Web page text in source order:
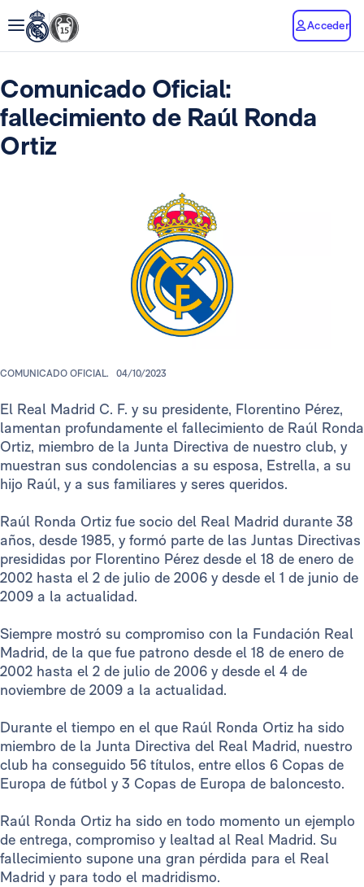
Acceder
Comunicado Oficial:
fallecimiento de Raúl Ronda
Ortiz
COMUNICADO OFICIAL. 04/10/2023
El Real Madrid C. F. y su presidente, Florentino Pérez,
lamentan profundamente el fallecimiento de Raúl Ronda
Ortiz, miembro de la Junta Directiva de nuestro club, y
muestran sus condolencias a su esposa, Estrella, a su
hijo Raúl, y a sus familiares y seres queridos.
Raúl Ronda Ortiz fue socio del Real Madrid durante 38
años, desde 1985, y formó parte de las Juntas Directivas
presididas por Florentino Pérez desde el 18 de enero de
2002 hasta el 2 de julio de 2006 y desde el 1 de junio de
2009 a la actualidad.
Siempre mostró su compromiso con la Fundación Real
Madrid, de la que fue patrono desde el 18 de enero de
2002 hasta el 2 de julio de 2006 y desde el 4 de
noviembre de 2009 a la actualidad.
Durante el tiempo en el que Raúl Ronda Ortiz ha sido
miembro de la Junta Directiva del Real Madrid, nuestro
club ha conseguido 56 títulos, entre ellos 6 Copas de
Europa de fútbol y 3 Copas de Europa de baloncesto.
Raúl Ronda Ortiz ha sido en todo momento un ejemplo
de entrega, compromiso y lealtad al Real Madrid. Su
fallecimiento supone una gran pérdida para el Real
Madrid y para todo el madridismo.